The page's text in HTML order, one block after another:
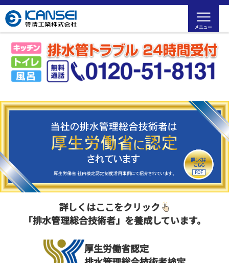
詳しくはここをクリック
「排水管理総合技術者」を養成しています。
厚生労働省認定